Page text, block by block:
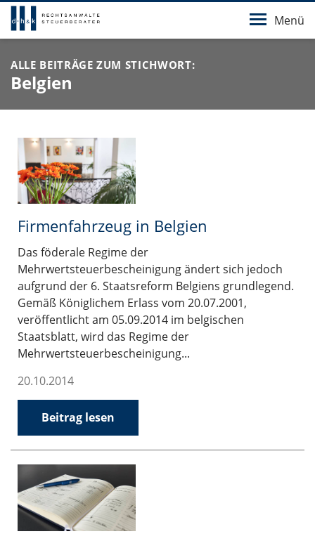
Menü
ALLE BEITRÄGE ZUM STICHWORT:
Belgien
Firmenfahrzeug in Belgien
Das föderale Regime der
Mehrwertsteuerbescheinigung ändert sich jedoch
aufgrund der 6. Staatsreform Belgiens grundlegend.
Gemäß Königlichem Erlass vom 20.07.2001,
veröffentlicht am 05.09.2014 im belgischen
Staatsblatt, wird das Regime der
Mehrwertsteuerbescheinigung...
20.10.2014
Beitrag lesen